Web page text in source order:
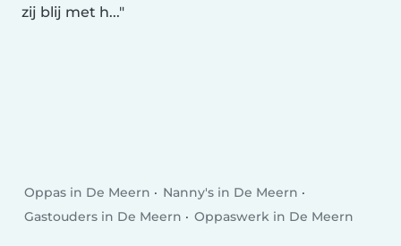
zij blij met h...
Oppas in De Meern
Nanny's in De Meern
Gastouders in De Meern
Oppaswerk in De Meern